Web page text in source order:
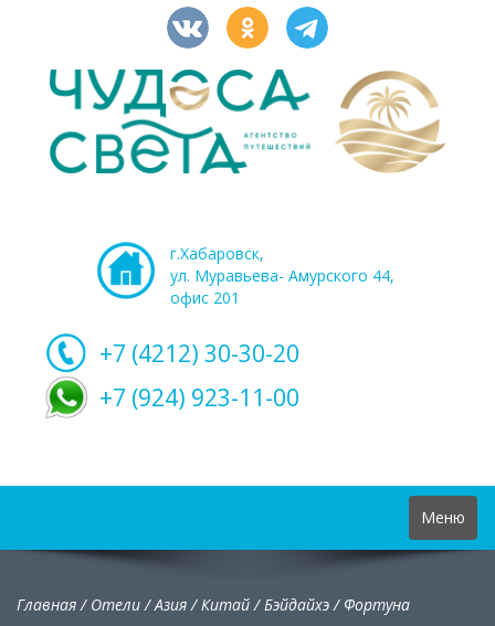
г.Хабаровск,
ул. Муравьева- Амурского 44,
офис 201
+7 (4212) 30-30-20
+7 (924) 923-11-00
Toggle
navigation
Меню
Главная/ Отели/Азия/Китай/Бэйдайхэ / Фортуна